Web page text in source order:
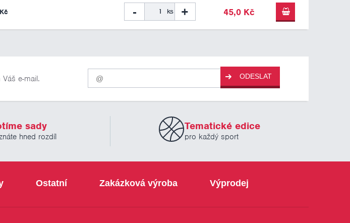
- ks + 45,0 Kč
e-mail.
odběr
našich
novinek
ODESLAT
sady
hned rozdíl
Tematické edice
pro každý sport
Ostatní Zakázková výroba Výprodej